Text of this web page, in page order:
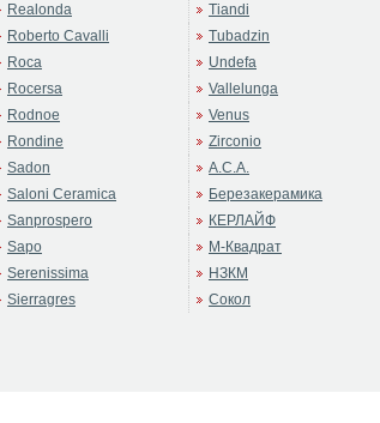
Realonda
Roberto Cavalli
Roca
Rocersa
Rodnoe
Rondine
Sadon
Saloni Ceramica
Sanprospero
Sapo
Serenissima
Sierragres
Tiandi
Tubadzin
Undefa
Vallelunga
Venus
Zirconio
А.С.А.
Березакерамика
КЕРЛАЙФ
М-Квадрат
НЗКМ
Сокол